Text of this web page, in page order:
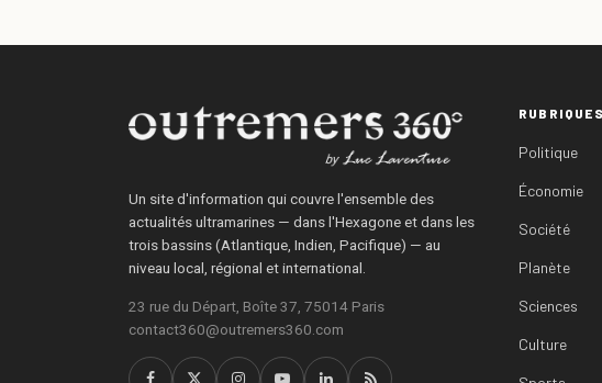
Un site d'information qui couvre l'ensemble des
actualités ultramarines — dans l'Hexagone et dans les
trois bassins (Atlantique, Indien, Pacifique) — au
niveau local, régional et international.
23 rue du Départ, Boîte 37, 75014 Paris
contact360@outremers360.com
RUBRIQUES
Politique
Économie
Société
Planète
Sciences
Culture